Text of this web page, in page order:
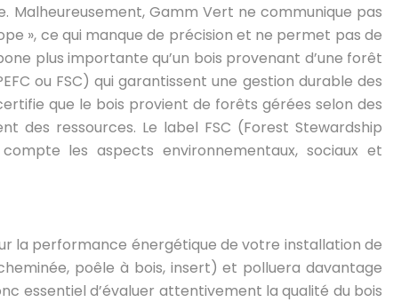
Malheureusement, Gamm Vert ne communique pas
», ce qui manque de précision et ne permet pas de
plus importante qu’un bois provenant d’une forêt
ou FSC) qui garantissent une gestion durable des
que le bois provient de forêts gérées selon des
ressources. Le label FSC (Forest Stewardship
les aspects environnementaux, sociaux et
la performance énergétique de votre installation de
poêle à bois, insert) et polluera davantage
essentiel d’évaluer attentivement la qualité du bois